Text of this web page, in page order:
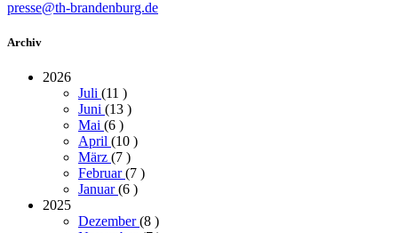
presse@th-brandenburg.de
Archiv
2026
Juli (11 )
Juni (13 )
Mai (6 )
April (10 )
März (7 )
Februar(7 )
Januar(6 )
2025
Dezember(8 )